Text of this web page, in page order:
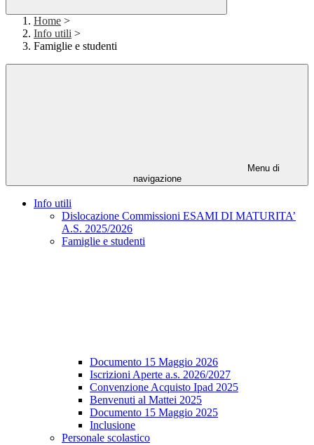
Home >
Info utili >
Famiglie e studenti
Menu di
navigazione
Info utili
Dislocazione Commissioni ESAMI DI MATURITA’
A.S. 2025/2026
Famiglie e studenti
Documento 15 Maggio 2026
Iscrizioni Aperte a.s. 2026/2027
Convenzione Acquisto Ipad 2025
Benvenuti al Mattei 2025
Documento 15 Maggio 2025
Inclusione
Personale scolastico